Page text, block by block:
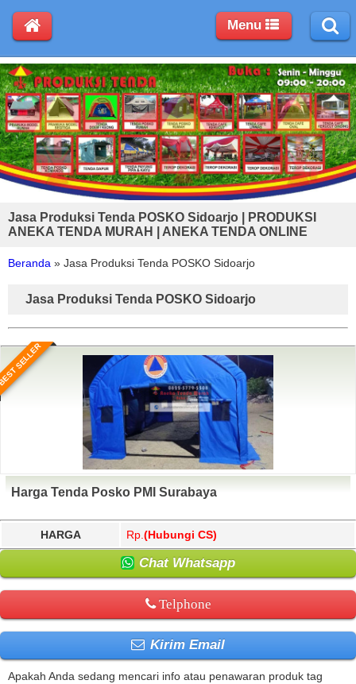
Jasa Produksi Tenda POSKO Sidoarjo | PRODUKSI
ANEKA TENDA MURAH | ANEKA TENDA ONLINE
Beranda » Jasa Produksi Tenda POSKO Sidoarjo
Jasa Produksi Tenda POSKO Sidoarjo
SELLER
Harga Tenda Posko PMI Surabaya
HARGA Rp. (Hubungi CS)
Chat Whatsapp
Telphone
Kirim Email
Apakah Anda sedang mencari info atau penawaran produk tag
Menu